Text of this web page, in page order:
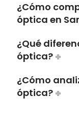
¿Cómo
óptica en
¿Qué
óptica?
¿Cómo
óptica?